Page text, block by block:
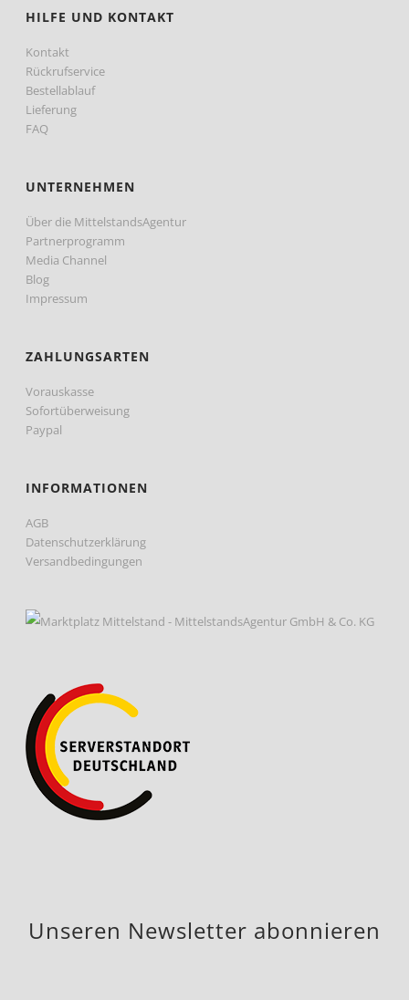
HILFE UND KONTAKT
Kontakt
Rückrufservice
Bestellablauf
Lieferung
FAQ
UNTERNEHMEN
Über die MittelstandsAgentur
Partnerprogramm
Media Channel
Blog
Impressum
ZAHLUNGSARTEN
Vorauskasse
Sofortüberweisung
Paypal
INFORMATIONEN
AGB
Datenschutzerklärung
Versandbedingungen
Unseren Newsletter abonnieren